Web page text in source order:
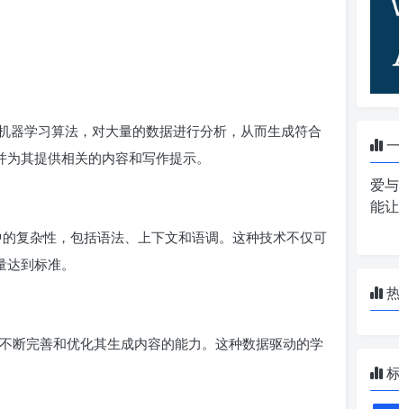
器学习算法，对大量的数据进行分析，从而生成符合
其提供相关的内容和写作提示。
复杂性，包括语法、上下文和语调。这种技术不仅可
到标准。
断完善和优化其生成内容的能力。这种数据驱动的学
爱
能